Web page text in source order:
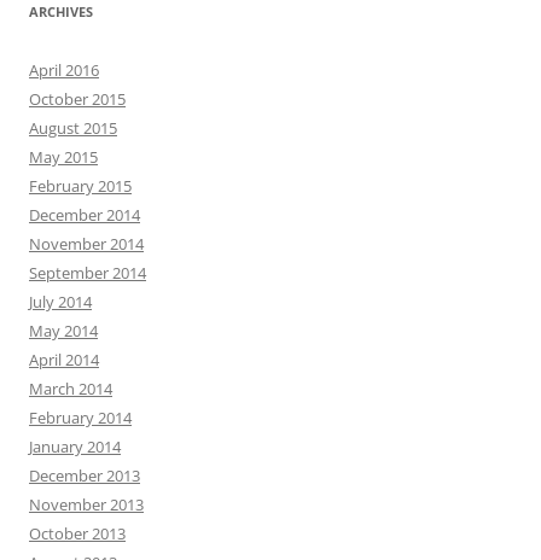
ARCHIVES
April 2016
October 2015
August 2015
May 2015
February 2015
December 2014
November 2014
September 2014
July 2014
May 2014
April 2014
March 2014
February 2014
January 2014
December 2013
November 2013
October 2013